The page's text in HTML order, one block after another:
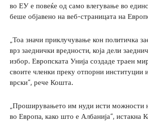
во ЕУ е повеќе од само влегување во
беше објавено на веб-страницата на
„Тоа значи приклучување кон политичка
врз заеднички вредности, која дели
избор. Европската Унија создаде траен
своите членки преку отпорни институции
врски“, рече Кошта.
„Проширувањето им нуди исти можности
во Европа, како што е Албанија“, истакна